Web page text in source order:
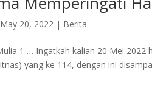
May 20, 2022 | Berita
1 … Ingatkah kalian 20 Mei 2022
yang ke 114, dengan ini